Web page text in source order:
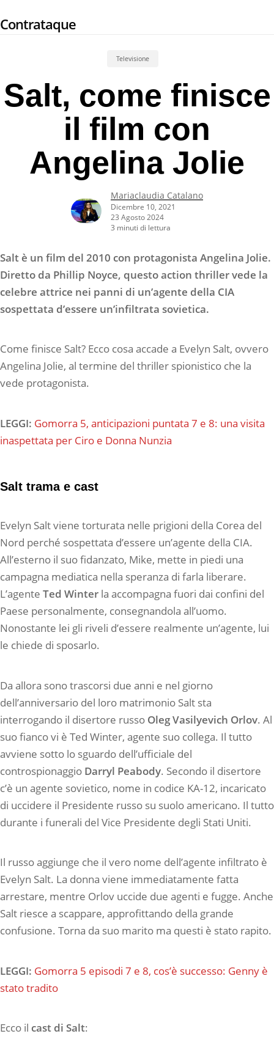
to
Contrataque
Televisione
Salt, come finisce
il film con
Angelina Jolie
Mariaclaudia Catalano
Dicembre 10, 2021
23 Agosto 2024
3 minuti di lettura
Salt è un film del 2010 con protagonista Angelina Jolie.
Diretto da Phillip Noyce, questo action thriller vede la
celebre attrice nei panni di un’agente della CIA
sospettata d’essere un’infiltrata sovietica.
Come finisce Salt? Ecco cosa accade a Evelyn Salt, ovvero
Angelina Jolie, al termine del thriller spionistico che la
vede protagonista.
LEGGI: Gomorra 5, anticipazioni puntata 7 e 8: una visita
inaspettata per Ciro e Donna Nunzia
Salt trama e cast
Evelyn Salt viene torturata nelle prigioni della Corea del
Nord perché sospettata d’essere un’agente della CIA.
All’esterno il suo fidanzato, Mike, mette in piedi una
campagna mediatica nella speranza di farla liberare.
L’agente Ted Winter la accompagna fuori dai confini del
Paese personalmente, consegnandola all’uomo.
Nonostante lei gli riveli d’essere realmente un’agente, lui
le chiede di sposarlo.
Da allora sono trascorsi due anni e nel giorno
dell’anniversario del loro matrimonio Salt sta
interrogando il disertore russo Oleg Vasilyevich Orlov. Al
suo fianco vi è Ted Winter, agente suo collega. Il tutto
avviene sotto lo sguardo dell’ufficiale del
controspionaggio Darryl Peabody. Secondo il disertore
c’è un agente sovietico, nome in codice KA-12, incaricato
di uccidere il Presidente russo su suolo americano. Il tutto
durante i funerali del Vice Presidente degli Stati Uniti.
Il russo aggiunge che il vero nome dell’agente infiltrato è
Evelyn Salt. La donna viene immediatamente fatta
arrestare, mentre Orlov uccide due agenti e fugge. Anche
Salt riesce a scappare, approfittando della grande
confusione. Torna da suo marito ma questi è stato rapito.
LEGGI: Gomorra 5 episodi 7 e 8, cos’è successo: Genny è
stato tradito
Ecco il cast di Salt: